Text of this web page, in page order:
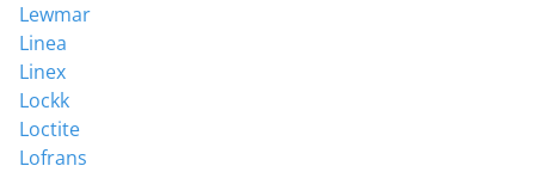
Lewmar
Linea
Linex
Lockk
Loctite
Lofrans